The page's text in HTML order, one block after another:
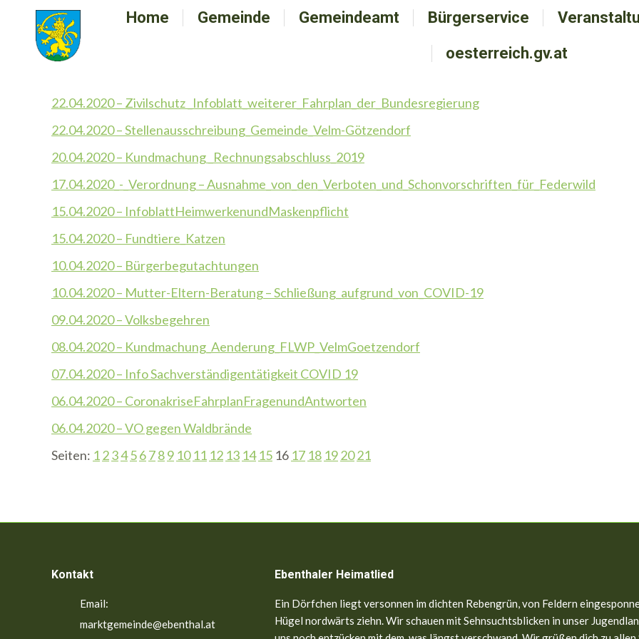
Home Gemeinde Gemeindeamt Bürgerservice
oesterreich.gv.at
22.04.2020 – Zivilschutz _Infoblatt_weiterer_Fahrplan_der_Bundesregierung
22.04.2020 – Stellenausschreibung_Gemeinde_Velm-Götzendorf
20.04.2020 – Kundmachung _Rechnungsabschluss_2019
17.04.2020_-_Verordnung – Ausnahme_von_den_Verboten_und_Schonvorschriften_für_Federwild
15.04.2020 – InfoblattHeimwerkenundMaskenpflicht
15.04.2020 – Fundtiere_Katzen
10.04.2020 – Bürgerbegutachtungen
10.04.2020 – Mutter-Eltern-Beratung – Schließung_aufgrund_von_COVID-19
09.04.2020 – Volksbegehren
08.04.2020 – Kundmachung_Aenderung_FLWP_VelmGoetzendorf
07.04.2020 – Info Sachverständigentätigkeit COVID 19
06.04.2020 – CoronakriseFahrplanFragenundAntworten
06.04.2020 – VO gegen Waldbrände
Seiten: 123456789 10 11 12 13 14 15 16 17 18 192021
Kontakt
Email:
marktgemeinde@ebenthal.at
Ebenthaler Heimatlied
Ein Dörfchen liegt versonnen im dichten Rebengrün, von Feldern
Hügel nordwärts ziehn. Wir schauen mit Sehnsuchtsblicken in unser
Home Gemeinde Gemeindeamt Bürgerservice
oesterreich.gv.at